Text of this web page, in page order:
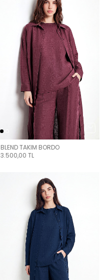
BLEND TAKIM BORDO
3.500,00 TL